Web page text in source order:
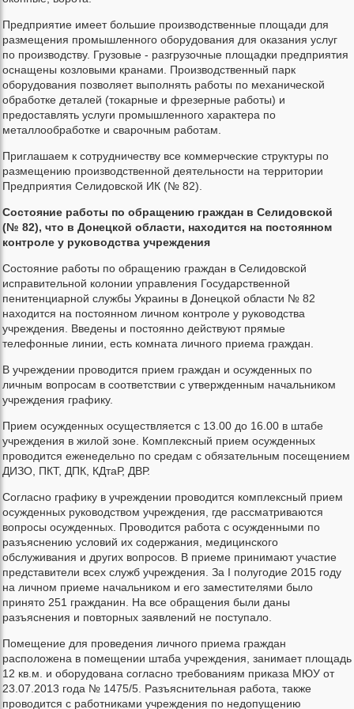
Предприятие имеет большие производственные площади для
размещения промышленного оборудования для оказания услуг
по производству. Грузовые - разгрузочные площадки предприятия
оснащены козловыми кранами. Производственный парк
оборудования позволяет выполнять работы по механической
обработке деталей (токарные и фрезерные работы) и
предоставлять услуги промышленного характера по
металлообработке и сварочным работам.
Приглашаем к сотрудничеству все коммерческие структуры по
размещению производственной деятельности на территории
Предприятия Селидовской ИК (№ 82).
Состояние работы по обращению граждан в Селидовской
(№ 82), что в Донецкой области, находится на постоянном
контроле у руководства учреждения
Состояние работы по обращению граждан в Селидовской
исправительной колонии управления Государственной
пенитенциарной службы Украины в Донецкой области № 82
находится на постоянном личном контроле у руководства
учреждения. Введены и постоянно действуют прямые
телефонные линии, есть комната личного приема граждан.
В учреждении проводится прием граждан и осужденных по
личным вопросам в соответствии с утвержденным начальником
учреждения графику.
Прием осужденных осуществляется с 13.00 до 16.00 в штабе
учреждения в жилой зоне. Комплексный прием осужденных
проводится еженедельно по средам с обязательным посещением
ДИЗО, ПКТ, ДПК, КДтаР, ДВР.
Согласно графику в учреждении проводится комплексный прием
осужденных руководством учреждения, где рассматриваются
вопросы осужденных. Проводится работа с осужденными по
разъяснению условий их содержания, медицинского
обслуживания и других вопросов. В приеме принимают участие
представители всех служб учреждения. За I полугодие 2015 году
на личном приеме начальником и его заместителями было
принято 251 гражданин. На все обращения были даны
разъяснения и повторных заявлений не поступало.
Помещение для проведения личного приема граждан
расположена в помещении штаба учреждения, занимает площадь
12 кв.м. и оборудована согласно требованиям приказа МЮУ от
23.07.2013 года № 1475/5. Разъяснительная работа, также
проводится с работниками учреждения по недопущению